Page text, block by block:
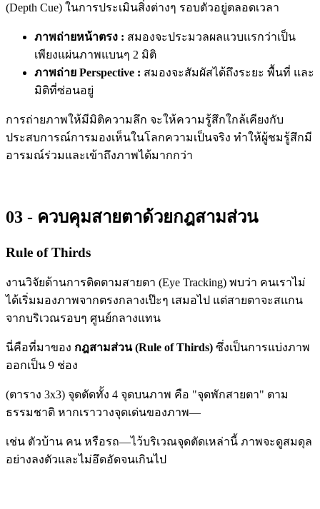
(Depth Cue) ในการประเมินสิ่งต่างๆ รอบตัวอยู่ตลอดเวลา
ภาพถ่ายหน้าตรง : สมองจะประมวลผลแวบแรกว่าเป็น
เพียงแผ่นภาพแบนๆ 2 มิติ
ภาพถ่าย Perspective : สมองจะสัมผัสได้ถึงระยะ พื้นที่ และ
มิติที่ซ่อนอยู่
การถ่ายภาพให้มีมิติความลึก จะให้ความรู้สึกใกล้เคียงกับ
ประสบการณ์การมองเห็นในโลกความเป็นจริง ทำให้ผู้ชมรู้สึกมี
อารมณ์ร่วมและเข้าถึงภาพได้มากกว่า
03 - ควบคุมสายตาด้วยกฎสามส่วน
Rule of Thirds
งานวิจัยด้านการติดตามสายตา (Eye Tracking) พบว่า คนเราไม่
ได้เริ่มมองภาพจากตรงกลางเป๊ะๆ เสมอไป แต่สายตาจะสแกน
จากบริเวณรอบๆ ศูนย์กลางแทน
นี่คือที่มาของ กฎสามส่วน (Rule of Thirds) ซึ่งเป็นการแบ่งภาพ
ออกเป็น 9 ช่อง
(ตาราง 3x3) จุดตัดทั้ง 4 จุดบนภาพ คือ "จุดพักสายตา" ตาม
ธรรมชาติ หากเราวางจุดเด่นของภาพ—
เช่น ตัวบ้าน คน หรือรถ—ไว้บริเวณจุดตัดเหล่านี้ ภาพจะดูสมดุล
อย่างลงตัวและไม่อึดอัดจนเกินไป